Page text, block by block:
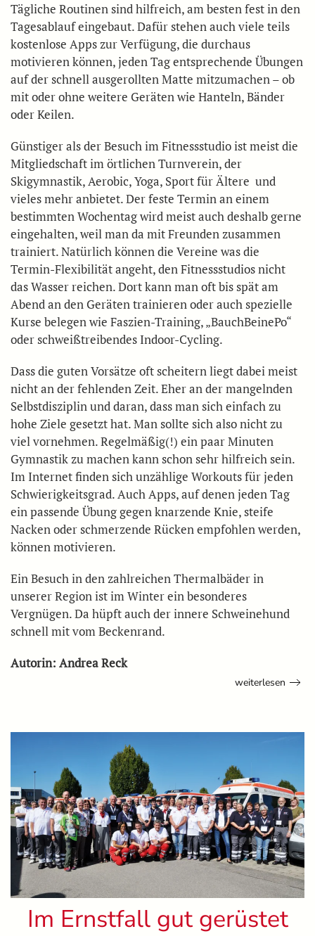
Tägliche Routinen sind hilfreich, am besten fest in den
Tagesablauf eingebaut. Dafür stehen auch viele teils
kostenlose Apps zur Verfügung, die durchaus
motivieren können, jeden Tag entsprechende Übungen
auf der schnell ausgerollten Matte mitzumachen – ob
mit oder ohne weitere Geräten wie Hanteln, Bänder
oder Keilen.
Günstiger als der Besuch im Fitnessstudio ist meist die
Mitgliedschaft im örtlichen Turnverein, der
Skigymnastik, Aerobic, Yoga, Sport für Ältere und
vieles mehr anbietet. Der feste Termin an einem
bestimmten Wochentag wird meist auch deshalb gerne
eingehalten, weil man da mit Freunden zusammen
trainiert. Natürlich können die Vereine was die
Termin-Flexibilität angeht, den Fitnessstudios nicht
das Wasser reichen. Dort kann man oft bis spät am
Abend an den Geräten trainieren oder auch spezielle
Kurse belegen wie Faszien-Training, „BauchBeinePo“
oder schweißtreibendes Indoor-Cycling.
Dass die guten Vorsätze oft scheitern liegt dabei meist
nicht an der fehlenden Zeit. Eher an der mangelnden
Selbstdisziplin und daran, dass man sich einfach zu
hohe Ziele gesetzt hat. Man sollte sich also nicht zu
viel vornehmen. Regelmäßig(!) ein paar Minuten
Gymnastik zu machen kann schon sehr hilfreich sein.
Im Internet finden sich unzählige Workouts für jeden
Schwierigkeitsgrad. Auch Apps, auf denen jeden Tag
ein passende Übung gegen knarzende Knie, steife
Nacken oder schmerzende Rücken empfohlen werden,
können motivieren.
Ein Besuch in den zahlreichen Thermalbäder in
unserer Region ist im Winter ein besonderes
Vergnügen. Da hüpft auch der innere Schweinehund
schnell mit vom Beckenrand.
Autorin: Andrea Reck
weiterlesen
Im Ernstfall gut gerüstet